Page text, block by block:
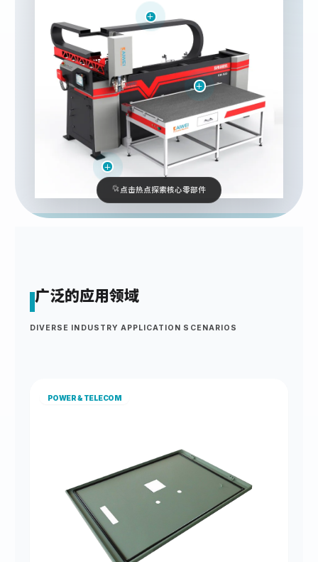
点击热点探索核心零部件
广泛的应用领域
DIVERSE INDUSTRY APPLICATION SCENARIOS
POWER & TELECOM